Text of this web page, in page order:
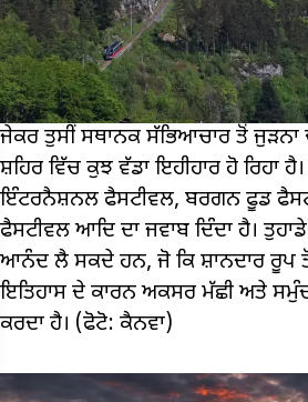
ਜੇਕਰ ਤੁਸੀਂ ਸਥਾਨਕ ਸੱਭਿਆਚਾਰ ਤੋਂ ਜੁਡ਼ਨਾ
ਸ਼ਹਿਰ ਵਿੱਚ ਕੁਝ ਵੱਡਾ ਇਹੀਹਾਰ ਹੋ ਰਿਹਾ
ਇੰਟਰਨੈਸ਼ਨਲ ਫੈਸਟੀਵਲ, ਬਰਗਨ ਫੂਡ
ਫੈਸਟੀਵਲ ਆਦਿ ਦਾ ਜਵਾਬ ਦਿੰਦਾ ਹੈ।
ਆਨੰਦ ਲੈ ਸਕਦੇ ਹਨ, ਜੋ ਕਿ ਸ਼ਾਨਦਾਰ ਰੂਪ
ਇਤਿਹਾਸ ਦੇ ਕਾਰਨ ਅਕਸਰ ਮੱਛੀ ਅਤੇ
ਕਰਦਾ ਹੈ। (ਫੋਟੋ: ਕੈਨਵਾ)